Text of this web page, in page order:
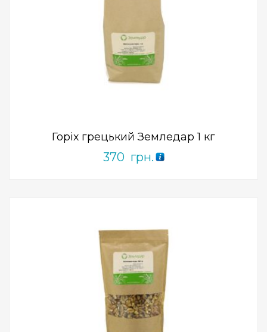
Горіх грецький Земледар 1 кг
370 грн.
ПРИДБАТИ
Add to Wishlist
ПРИДБАТИ
Add to Wishlist